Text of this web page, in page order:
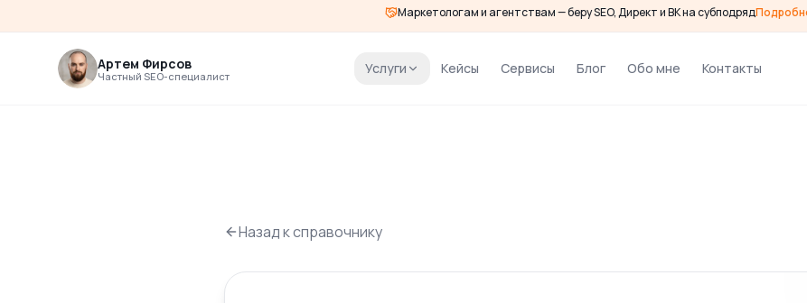
Маркетологам и агентствам — беру SEO, Директ и ВК на субподряд
Артем Фирсов
Частный SEO-специалист Услуги Кейсы Сервисы Блог Обо мне Контакты
Назад к справочнику